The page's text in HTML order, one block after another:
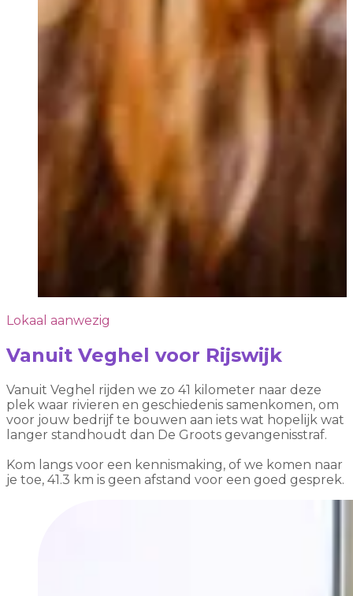
Lokaal aanwezig
Vanuit Veghel voor Rijswijk
Vanuit Veghel rijden we zo 41 kilometer naar deze
plek waar rivieren en geschiedenis samenkomen, om
voor jouw bedrijf te bouwen aan iets wat hopelijk wat
langer standhoudt dan De Groots gevangenisstraf.
Kom langs voor een kennismaking, of we komen naar
je toe, 41.3 km is geen afstand voor een goed gesprek.